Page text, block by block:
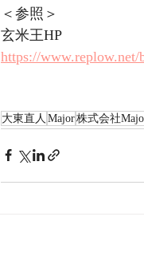
＜参照＞
玄米王HP
https://www.replow.net/
大東直人 Major株式会社